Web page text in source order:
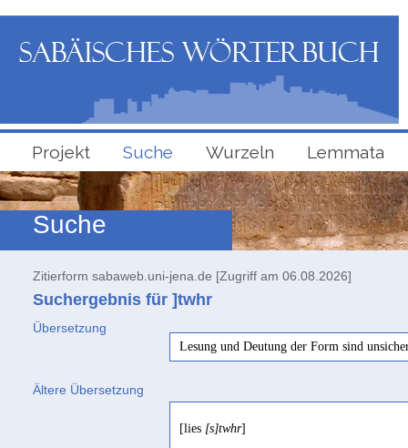
Projekt Suche Wurzeln Lemmata
Suche
Zitierform sabaweb.uni-jena.de [Zugriff am 06.08.2026]
Suchergebnis für ]twhr
Übersetzung
Lesung und Deutung der Form sind
Ältere Übersetzung
[lies [s]twhr]